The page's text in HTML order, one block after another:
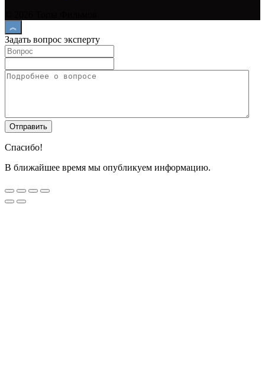
Задать вопрос эксперту
Спасибо!
В ближайшее время мы опубликуем информацию.